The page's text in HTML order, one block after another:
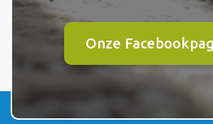
Onze